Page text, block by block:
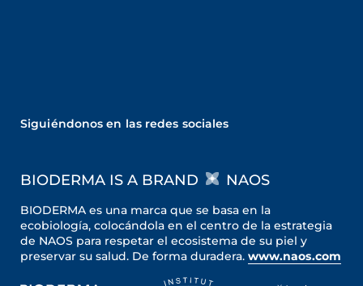
Siguiéndonos en las redes sociales
BIODERMA IS A BRAND NAOS
BIODERMA es una marca que se basa en la
ecobiología, colocándola en el centro de la estrategia
de NAOS para respetar el ecosistema de su piel y
preservar su salud. De forma duradera. www.naos.com